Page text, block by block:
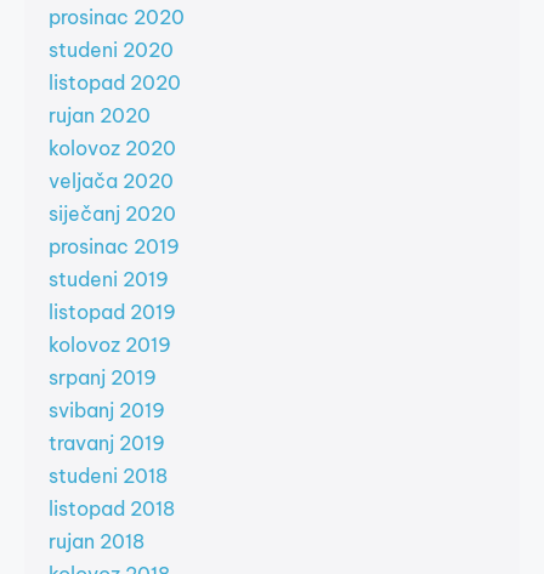
prosinac 2020
studeni 2020
listopad 2020
rujan 2020
kolovoz 2020
veljača 2020
siječanj 2020
prosinac 2019
studeni 2019
listopad 2019
kolovoz 2019
srpanj 2019
svibanj 2019
travanj 2019
studeni 2018
listopad 2018
rujan 2018